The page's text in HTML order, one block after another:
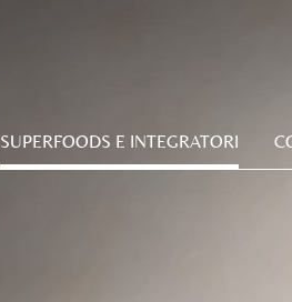
SUPERFOODS E INTEGRATORI